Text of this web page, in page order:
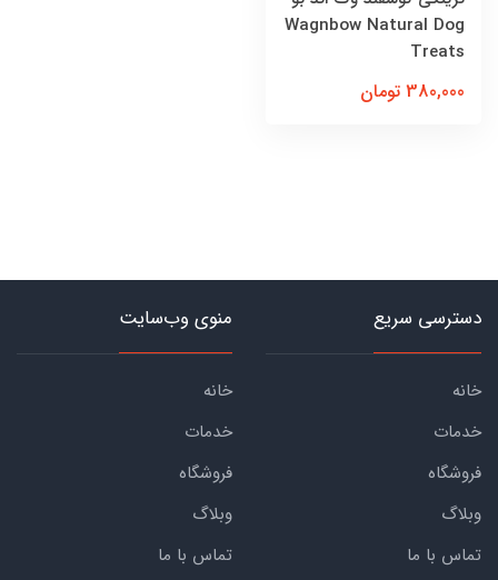
Wagnbow Natural Dog
Treats
380,000 تومان
دسترسی سریع
خانه
خدمات
فروشگاه
وبلاگ
تماس با ما
منوی وب‌سایت
خانه
خدمات
فروشگاه
وبلاگ
تماس با ما